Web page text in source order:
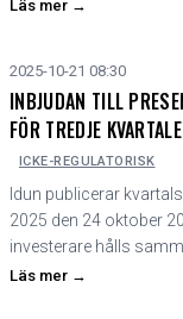
Läs mer →
2025-10-21 08:30
INBJUDAN TILL
FÖR TREDJE
ICKE-REGULATORISK
Idun publicerar
2025 den 24 oktober
investerare hålls
Läs mer →